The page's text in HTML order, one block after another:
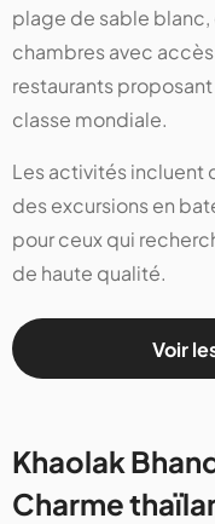
plage de sable
chambres avec
restaurants
classe mondiale.
Les activités incluent
des excursions en
pour ceux qui
de haute qualité.
Voir
Khaolak
Charme